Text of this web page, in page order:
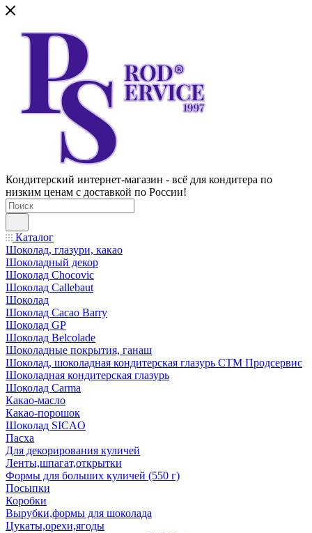
Кондитерский интернет-магазин - всё для кондитера по
низким ценам с доставкой по России!
Каталог
Шоколад, глазури, какао
Шоколадный декор
Шоколад Chocovic
Шоколад Callebaut
Шоколад
Шоколад Cacao Barry
Шоколад GP
Шоколад Belcolade
Шоколадные покрытия, ганаш
Шоколад, шоколадная кондитерская глазурь СТМ Продсервис
Шоколадная кондитерская глазурь
Шоколад Carma
Какао-масло
Какао-порошок
Шоколад SICAO
Пасха
Для декорирования куличей
Ленты,шпагат,открытки
Формы для больших куличей (550 г)
Посыпки
Коробки
Вырубки,формы для шоколада
Цукаты,орехи,ягоды